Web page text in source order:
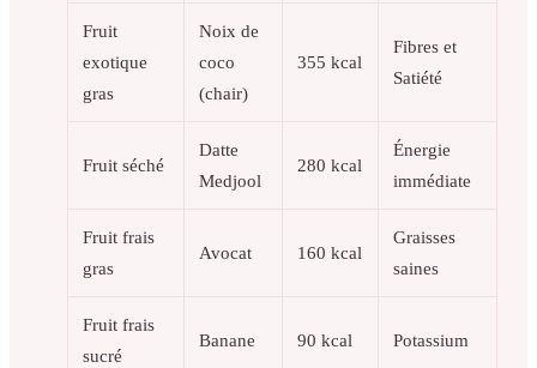
Fruit
exotique
gras
Noix de
coco
(chair)
355 kcal
Fibres et
Satiété
Fruit séché
Datte
Medjool
280 kcal
Énergie
immédiate
Fruit frais
gras
Avocat 160 kcal
Graisses
saines
Fruit frais
sucré
Banane 90 kcal Potassium